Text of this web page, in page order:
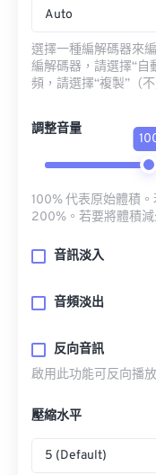
Auto
選擇一種編解碼器來
編解碼器，請選擇“自
頻，請選擇“複製”（
調整音量
100% 代表原始體積
200%。若要將體積
音訊淡入
音頻淡出
反向音訊
啟用此功能可反向播
壓縮水平
5 (Default)